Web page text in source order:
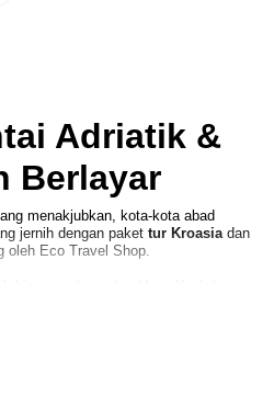
Adriatik &
Berlayar
menakjubkan, kota-kota abad
jernih dengan paket tur Kroasiadan
oleh Eco Travel Shop.
Apakah Anda mencari